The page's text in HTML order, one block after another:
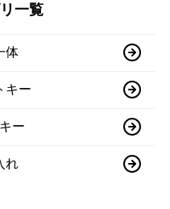
一覧
体
キー
ー
れ